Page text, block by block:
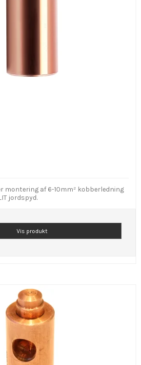
montering af 6-10mm² kobberledning
jordspyd.
Vis produkt